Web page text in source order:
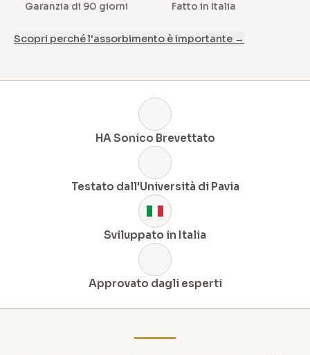
Garanzia di 90 giorni
Fatto in Italia
Scopri perché l'assorbimento è importante →
HA Sonico Brevettato
Testato dall'Università di Pavia
Sviluppato in Italia
Approvato dagli esperti